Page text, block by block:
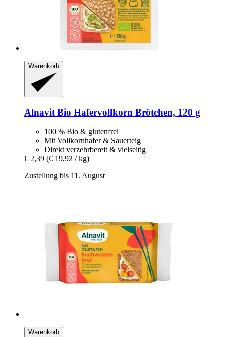
Warenkorb
Alnavit Bio Hafervollkorn Brötchen, 120 g
100 % Bio & glutenfrei
Mit Vollkornhafer & Sauerteig
Direkt verzehrbereit & vielseitig
€ 2,39 (€ 19,92 / kg)
Zustellung bis 11. August
Warenkorb